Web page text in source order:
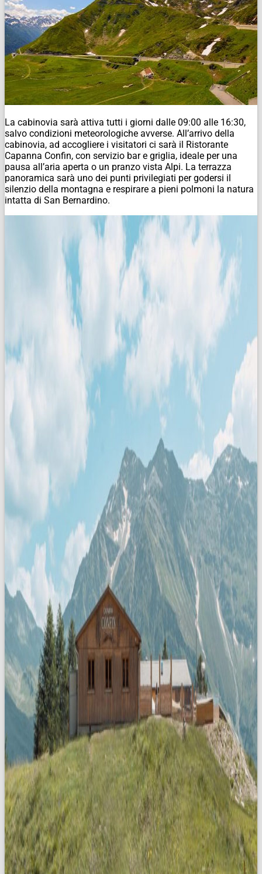
La cabinovia sarà attiva tutti i giorni dalle 09:00 alle 16:30,
salvo condizioni meteorologiche avverse. All’arrivo della
cabinovia, ad accogliere i visitatori ci sarà il Ristorante
Capanna Confin, con servizio bar e griglia, ideale per una
pausa all’aria aperta o un pranzo vista Alpi. La terrazza
panoramica sarà uno dei punti privilegiati per godersi il
silenzio della montagna e respirare a pieni polmoni la natura
intatta di San Bernardino.